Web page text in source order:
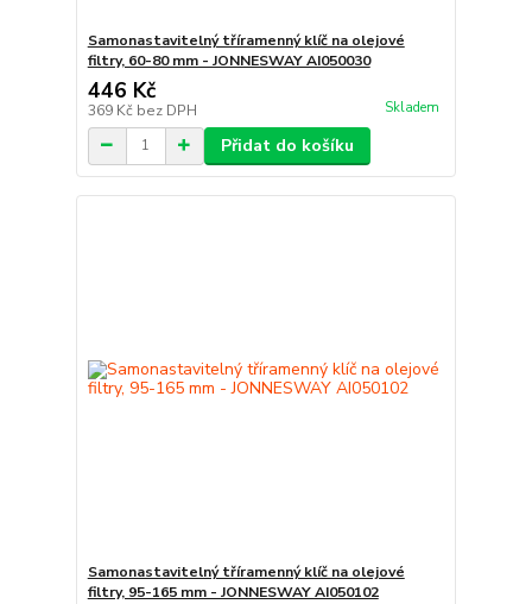
Samonastavitelný tříramenný klíč na olejové
filtry, 60-80 mm - JONNESWAY AI050030
446 Kč
369 Kč bez DPH Skladem
Přidat do košíku
Samonastavitelný tříramenný klíč na olejové
filtry, 95-165 mm - JONNESWAY AI050102